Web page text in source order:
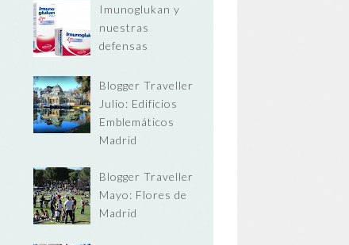
Imunoglukan y
nuestras
defensas
Blogger Traveller
Julio: Edificios
Emblemáticos
Madrid
Blogger Traveller
Mayo: Flores de
Madrid